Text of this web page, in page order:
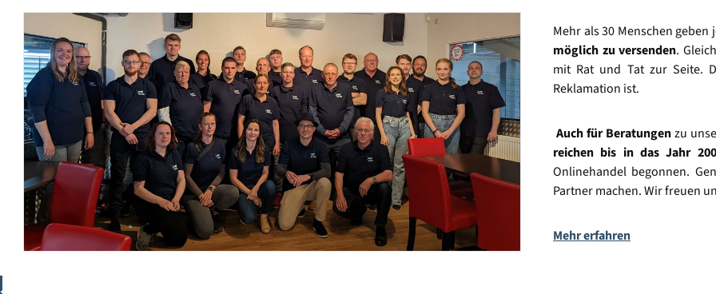
Mehr als 30 Menschen
möglich zu versenden.
mit Rat und Tat zur Seite.
Reklamation ist.
Auch für Beratungenzu
reichen bis in das Jahr
Onlinehandel begonnen.
Partner machen. Wir freuen
Mehr erfahren